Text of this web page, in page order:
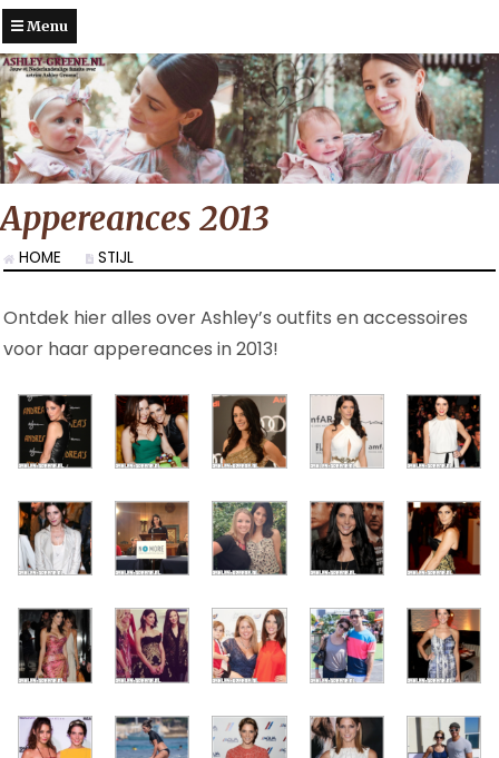
Menu
Appereances 2013
HOME STIJL
Ontdek hier alles over Ashley’s outfits en accessoires
voor haar appereances in 2013!